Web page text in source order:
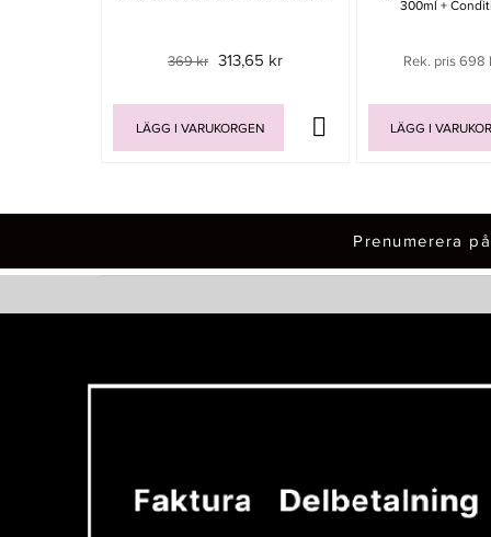
369 kr 313,65 kr
LÄGG I VARUKORGEN
300ml +
Rek. pris 698
LÄGG I
Prenumerera